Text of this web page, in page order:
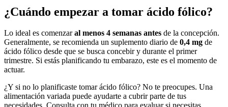
¿Cuándo empezar a tomar ácido fólico?
Lo ideal es comenzaral menos 4 semanas antes de la concepción.
Generalmente, se recomienda un suplemento diario de 0,4 mg de
ácido fólico desde que se busca concebir y durante el primer
trimestre. Si estás planificando tu embarazo, este es el momento de
actuar.
¿Y si no lo planificaste tomar ácido fólico? No te preocupes. Una
alimentación variada puede ayudarte a cubrir parte de tus